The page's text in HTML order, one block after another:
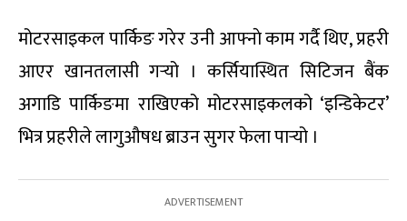
मोटरसाइकल पार्किङ गरेर उनी आफ्नाे काम गर्दै थिए, प्रहरी
आएर खानतलासी गर्‍यो । कर्सियास्थित सिटिजन बैंक
अगाडि पार्किङमा राखिएको मोटरसाइकलको ‘इन्डिकेटर’
भित्र प्रहरीले लागुऔषध ब्राउन सुगर फेला पार्‍यो ।